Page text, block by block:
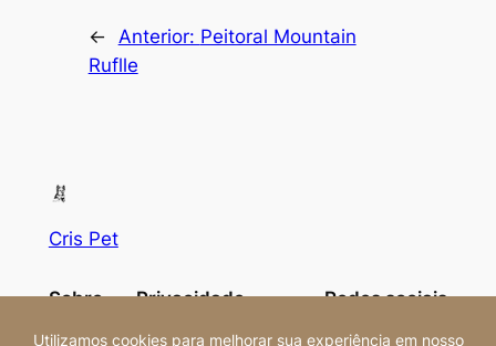
← Anterior: Peitoral Mountain
Ruflle
Cris Pet
Sobre
Equipa
Privacidade
Política de privacidade
Redes sociais
Facebook